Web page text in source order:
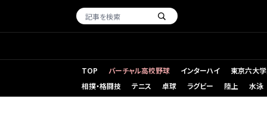
TOP バーチャル高校野球 インターハイ
東京六大
相撲・格闘技
テニス 卓球 ラグビー 陸上 水泳